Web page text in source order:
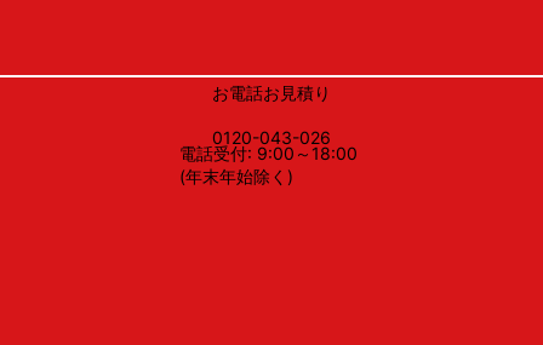
0120-043-026
お電話お見積り
電話受付: 9:00～18:00
(年末年始除く)